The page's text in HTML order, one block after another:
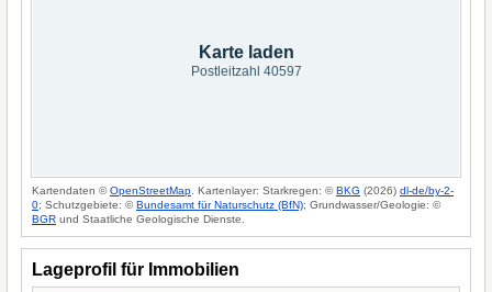
Karte laden
Postleitzahl 40597
Kartendaten ©OpenStreetMap . Kartenlayer: Starkregen: ©BKG (2026) dl-de/by-2-
0; Schutzgebiete: ©Bundesamt für Naturschutz (BfN); Grundwasser/Geologie: ©
BGR und Staatliche Geologische Dienste.
Lageprofil für Immobilien